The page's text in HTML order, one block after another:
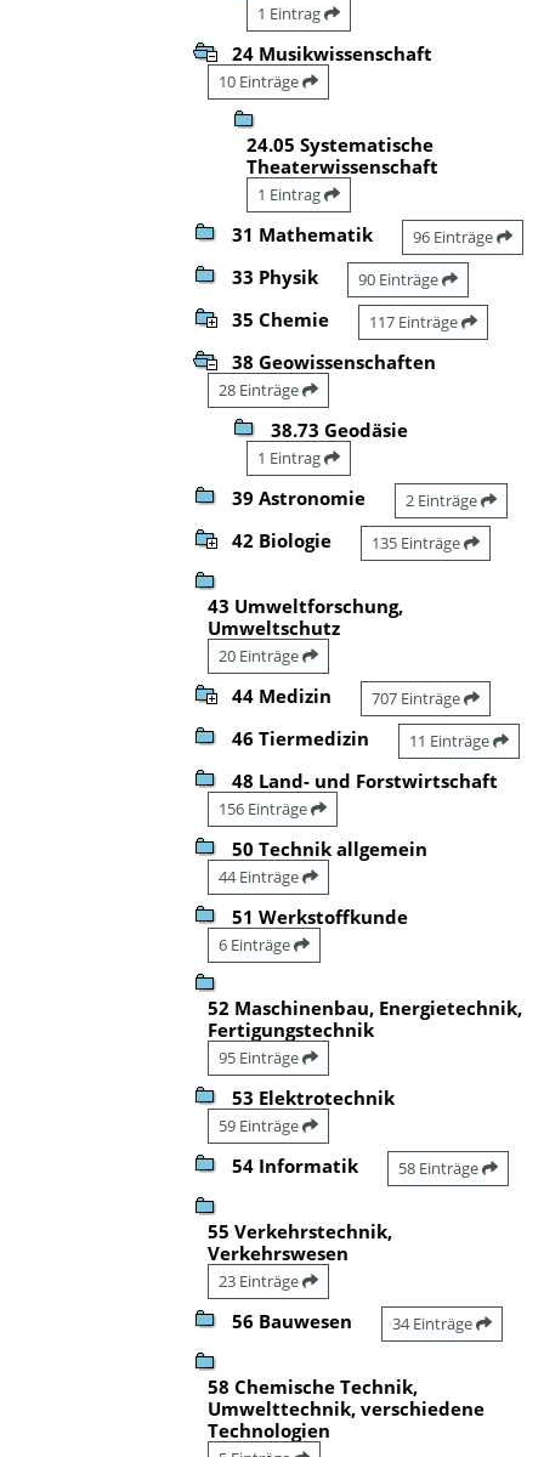
1 Eintrag
24 Musikwissenschaft
10 Einträge
24.05 Systematische
Theaterwissenschaft
1 Eintrag
31 Mathematik 96 Einträge
33 Physik 90 Einträge
35 Chemie 117 Einträge
38 Geowissenschaften
28 Einträge
38.73 Geodäsie
1 Eintrag
39 Astronomie 2 Einträge
42 Biologie 135 Einträge
43 Umweltforschung,
Umweltschutz
20 Einträge
44 Medizin 707 Einträge
46 Tiermedizin 11 Einträge
48 Land- und Forstwirtschaft
156 Einträge
50 Technik allgemein
44 Einträge
51 Werkstoffkunde
6 Einträge
52 Maschinenbau, Energietechnik,
Fertigungstechnik
95 Einträge
53 Elektrotechnik
59 Einträge
54 Informatik 58 Einträge
55 Verkehrstechnik,
Verkehrswesen
23 Einträge
56 Bauwesen 34 Einträge
58 Chemische Technik,
Umwelttechnik, verschiedene
Technologien